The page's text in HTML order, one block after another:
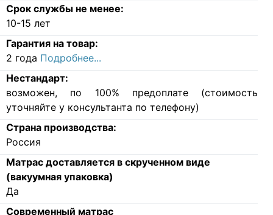
Срок службы не менее:
10-15 лет
Гарантия на товар:
2 года Подробнее...
Нестандарт:
возможен, по 100% предоплате (стоимость
уточняйте у консультанта по телефону)
Страна производства:
Россия
Матрас доставляется в скрученном виде
(вакуумная упаковка)
Да
Современный матрас